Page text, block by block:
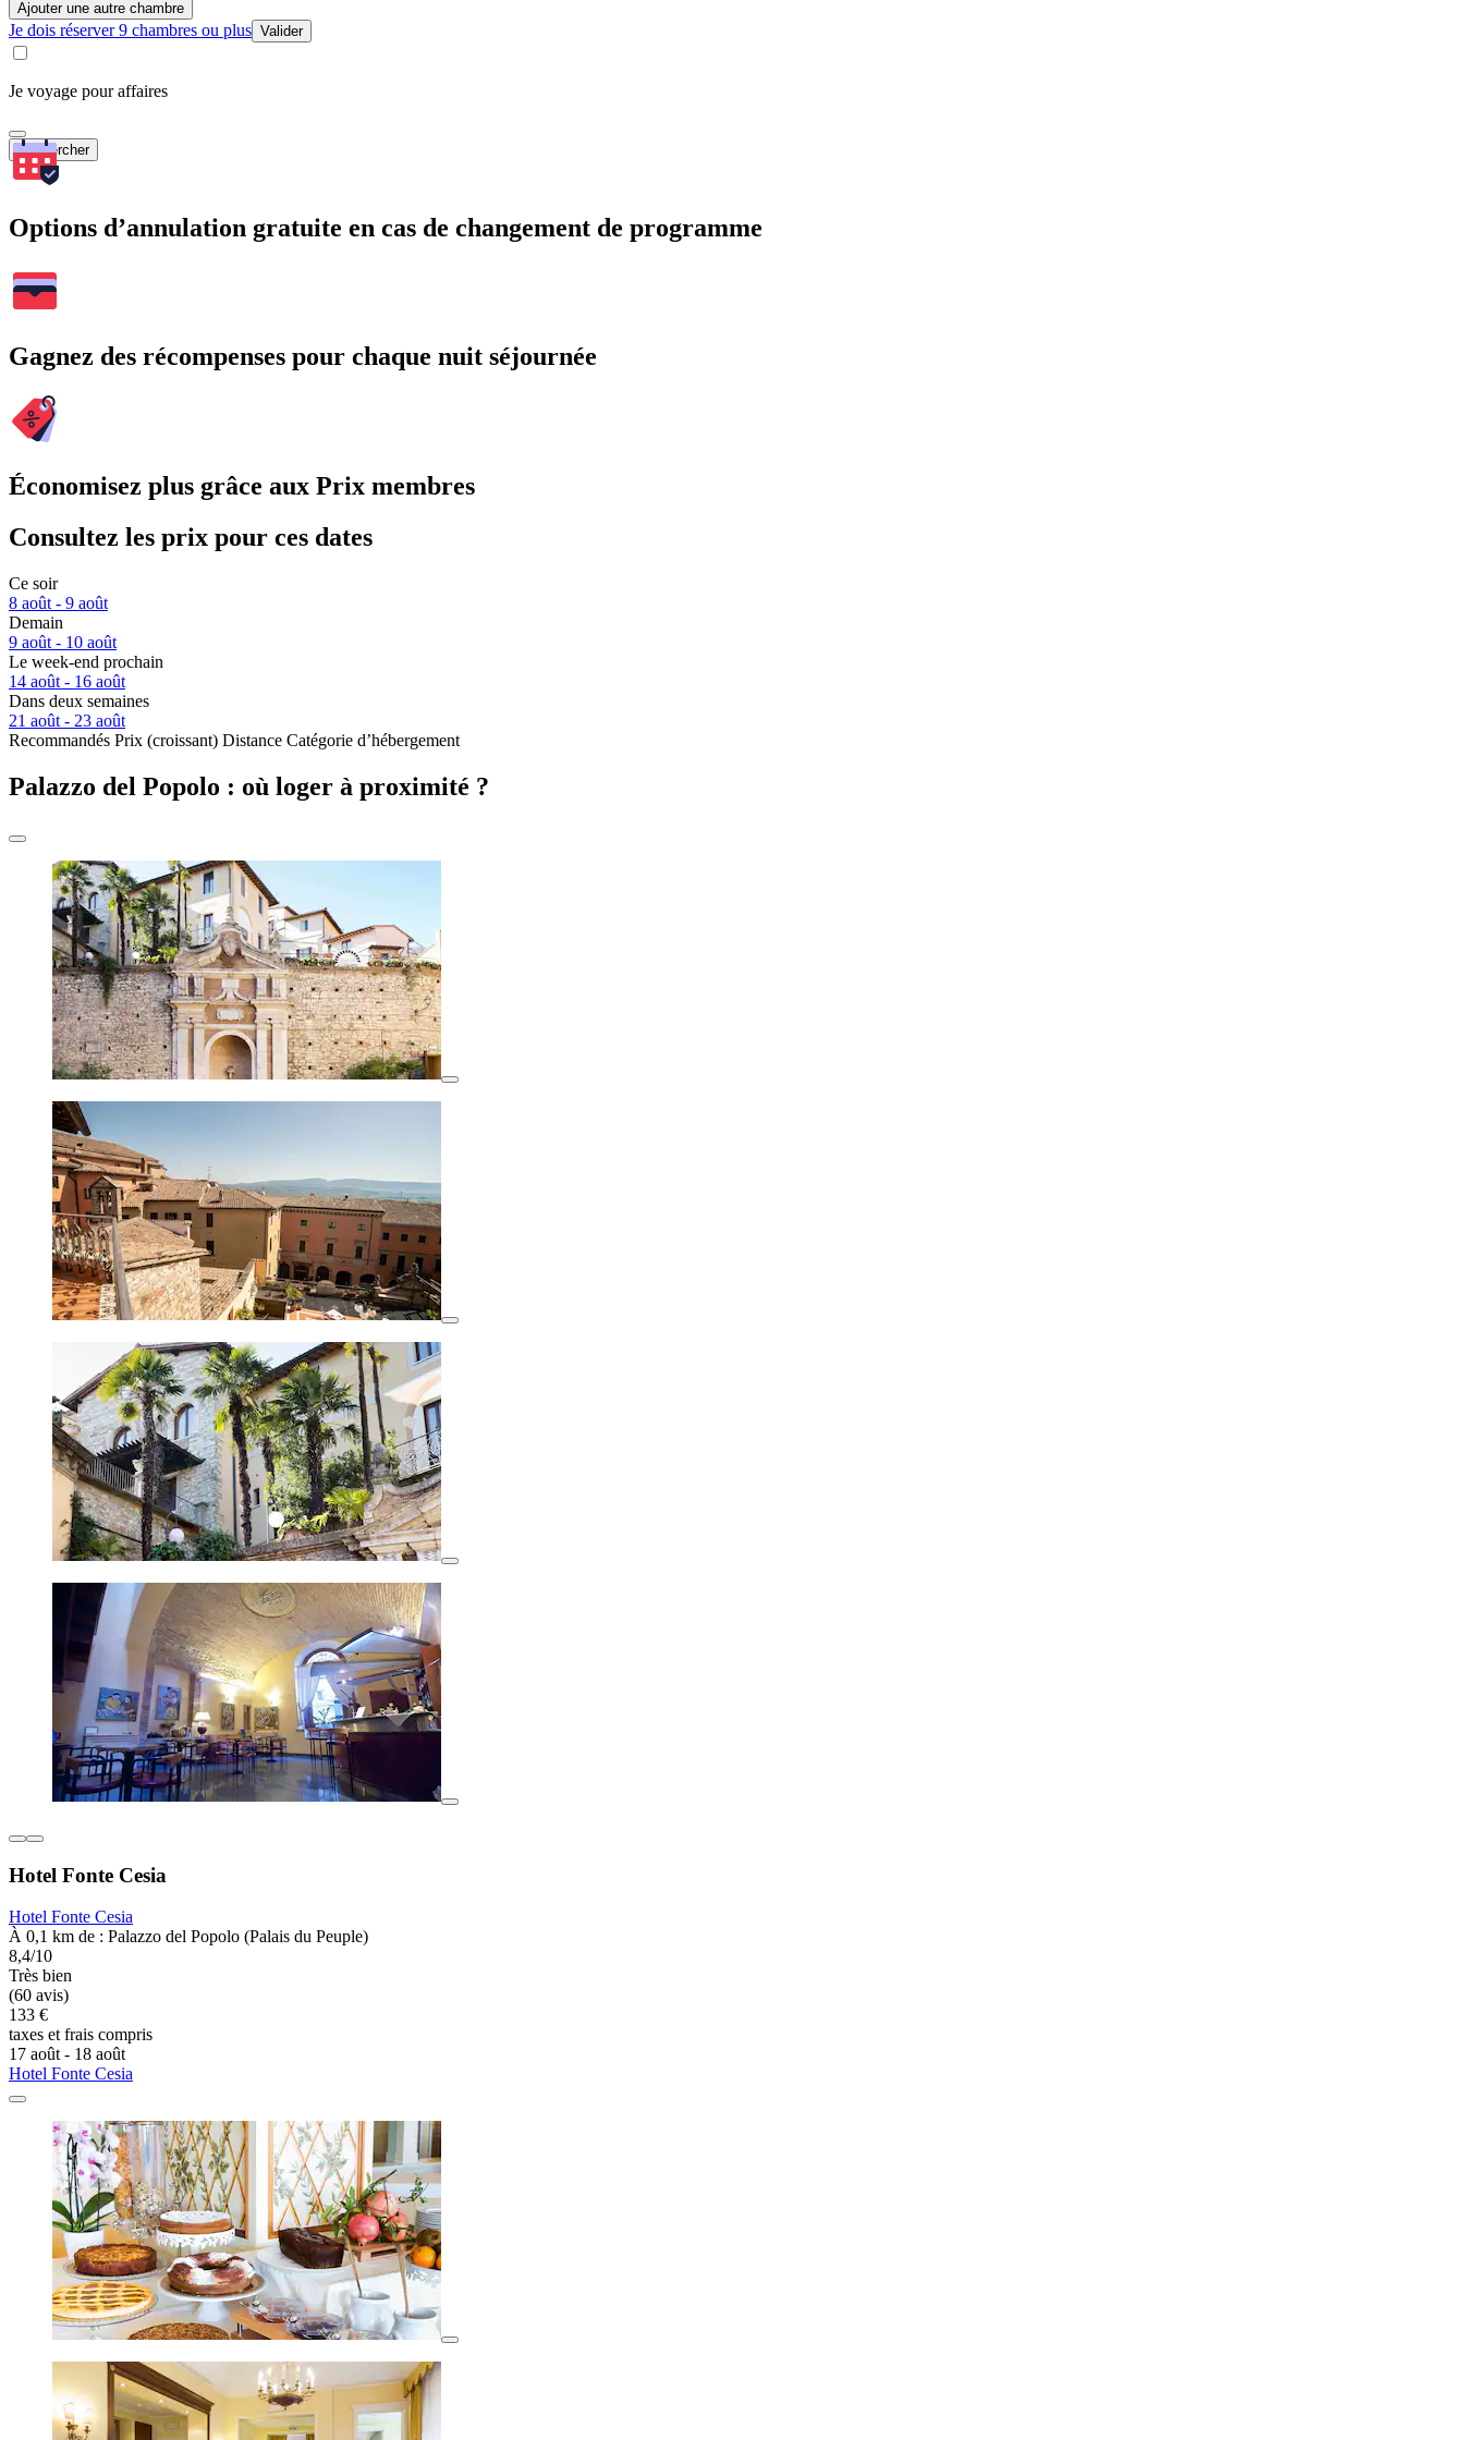
Ajouter une autre chambre
Je dois réserver 9 chambres ou plus Valider
Je voyage pour affaires
Rechercher
Options d’annulation gratuite en cas de changement de programme
Gagnez des récompenses pour chaque nuit séjournée
Économisez plus grâce aux Prix membres
Consultez les prix pour ces dates
Ce soir
8 août - 9 août
Demain
9 août - 10 août
Le week-end prochain
14 août - 16 août
Dans deux semaines
21 août - 23 août
Recommandés Prix (croissant) Distance Catégorie d’hébergement
Palazzo del Popolo : où loger à proximité ?
Hotel Fonte Cesia
Hotel Fonte Cesia
À 0,1 km de : Palazzo del Popolo (Palais du Peuple)
8,4/10
Très bien
(60 avis)
133 €
taxes et frais compris
17 août - 18 août
Hotel Fonte Cesia